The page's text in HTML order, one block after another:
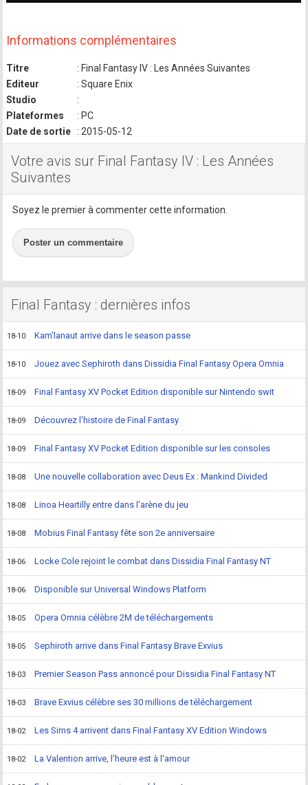
Informations complémentaires
Titre
: Final Fantasy IV : Les Années Suivantes
Editeur
: Square Enix
Studio
:
Plateformes
: PC
Date de sortie
: 2015-05-12
Votre avis sur Final Fantasy IV : Les Années
Suivantes
Soyez le premier à commenter cette information.
Poster un commentaire
Final Fantasy : dernières infos
18-10 Kam'lanaut arrive dans le season passe
18-10 Jouez avec Sephiroth dans Dissidia Final Fantasy Opera Omnia
18-09 Final Fantasy XV Pocket Edition disponible sur Nintendo swit
18-09 Découvrez l'histoire de Final Fantasy
18-09 Final Fantasy XV Pocket Edition disponible sur les consoles
18-08 Une nouvelle collaboration avec Deus Ex : Mankind Divided
18-08 Linoa Heartilly entre dans l'arène du jeu
18-08 Mobius Final Fantasy fête son 2e anniversaire
18-06 Locke Cole rejoint le combat dans Dissidia Final Fantasy NT
18-06 Disponible sur Universal Windows Platform
18-05 Opera Omnia célèbre 2M de téléchargements
18-05 Sephiroth arrive dans Final Fantasy Brave Exvius
18-03 Premier Season Pass annoncé pour Dissidia Final Fantasy NT
18-03 Brave Exvius célèbre ses 30 millions de téléchargement
18-02 Les Sims 4 arrivent dans Final Fantasy XV Edition Windows
18-02 La Valention arrive, l'heure est à l'amour